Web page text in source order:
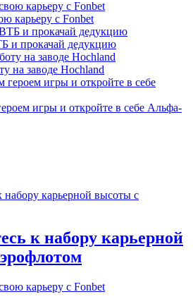
карьеру с Fonbet
и прокачай дедукцию
на заводе Hochland
игры и откройте в себе Альфа-
к набору карьерной